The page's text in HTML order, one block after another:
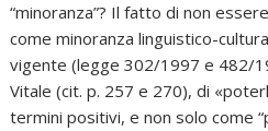
“minoranza”? Il fatto di non
come minoranza linguistico-
vigente (legge 302/1997 e 482/
Vitale (cit. p. 257 e 270), di
termini positivi, e non solo come